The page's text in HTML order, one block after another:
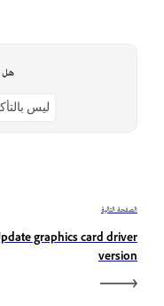
هل
ليس
الصفحة التالية
graphics card driver
version